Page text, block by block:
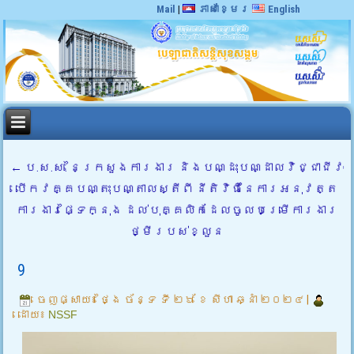
Mail | ភាសាខ្មែរ English
← ប.ស.ស. នៃក្រសួងការងារ និងបណ្ដុះបណ្ដាលវិជ្ជាជីវៈ
បើកវគ្គបណ្តុះបណ្តាលស្តីពី នីតិវិធីនៃការអនុវត្ត
ការងារផ្ទៃក្នុង ដល់បុគ្គលិកដែលចូលបម្រើការងារ
ថ្មីរបស់ខ្លួន
9
ចេញផ្សាយ៖ ថ្ងៃ ច័ន្ទ ទី ២៦ ខែ សីហា ឆ្នាំ ២០២៤
ដោយ៖ NSSF